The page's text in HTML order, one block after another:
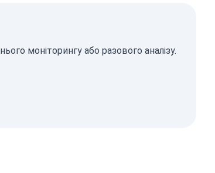
моніторингу або разового аналізу.